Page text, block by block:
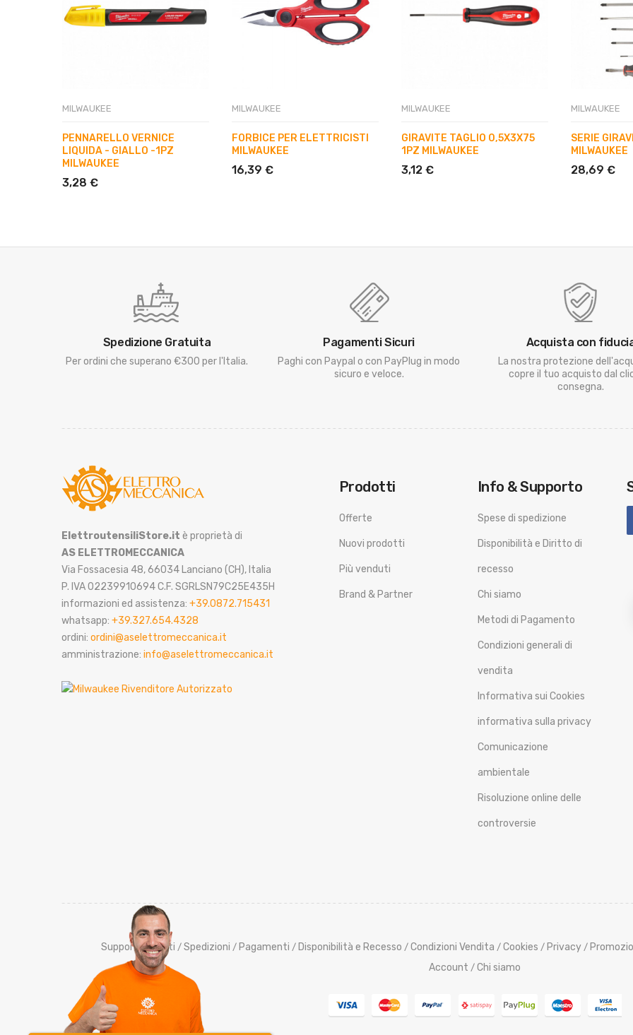
MILWAUKEE
PENNARELLO VERNICE
LIQUIDA - GIALLO -1PZ
MILWAUKEE
3,28 €
MILWAUKEE
FORBICE PER ELETTRICISTI
MILWAUKEE
16,39 €
MILWAUKEE
GIRAVITE TAGLIO 0,5X3X75
1PZ MILWAUKEE
3,12 €
MILWAUKEE
SERIE
MILWAUKEE
28,69 €
Spedizione Gratuita
Per ordini che superano €300 per l'Italia.
Pagamenti Sicuri
Paghi con Paypal o con PayPlug in modo
sicuro e veloce.
Acquista con
La nostra protezione
copre il tuo acquisto dal
consegna.
ElettroutensiliStore.it è proprietà di
AS ELETTROMECCANICA
Via Fossacesia 48, 66034 Lanciano (CH), Italia
P. IVA 02239910694 C.F. SGRLSN79C25E435H
informazioni ed assistenza: +39.0872.715431
whatsapp: +39.327.654.4328
ordini: ordini@aselettromeccanica.it
amministrazione: info@aselettromeccanica.it
Prodotti
Offerte
Nuovi prodotti
Più venduti
Brand & Partner
Info & Supporto
Spese di spedizione
Disponibilità e Diritto di
recesso
Chi siamo
Metodi di Pagamento
Condizioni generali di
vendita
Informativa sui Cookies
informativa sulla privacy
Comunicazione
ambientale
Risoluzione online delle
controversie
Supporto Clienti / Spedizioni / Pagamenti / Disponibilità e Recesso / Condizioni Vendita / Cookies / Privacy /
Account / Chi siamo